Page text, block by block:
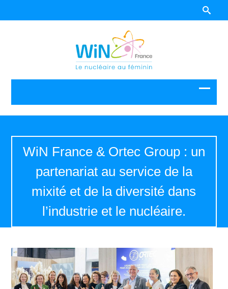
WiN France & Ortec Group : un
partenariat au service de la
mixité et de la diversité dans
l’industrie et le nucléaire.